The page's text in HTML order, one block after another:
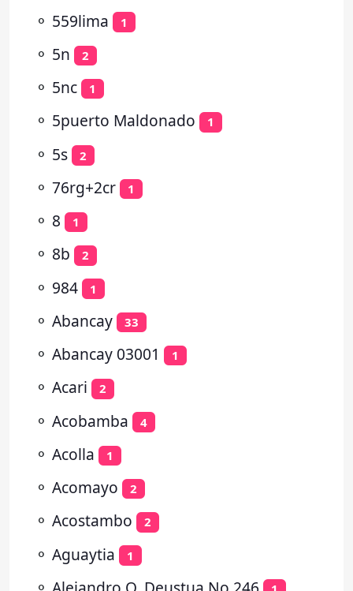
⚬ 559lima 1
⚬ 5n 2
⚬ 5nc 1
⚬ 5puerto Maldonado 1
⚬ 5s 2
⚬ 76rg+2cr 1
⚬ 8 1
⚬ 8b 2
⚬ 984 1
⚬ Abancay 33
⚬ Abancay 03001 1
⚬ Acari 2
⚬ Acobamba 4
⚬ Acolla 1
⚬ Acomayo 2
⚬ Acostambo 2
⚬ Aguaytia 1